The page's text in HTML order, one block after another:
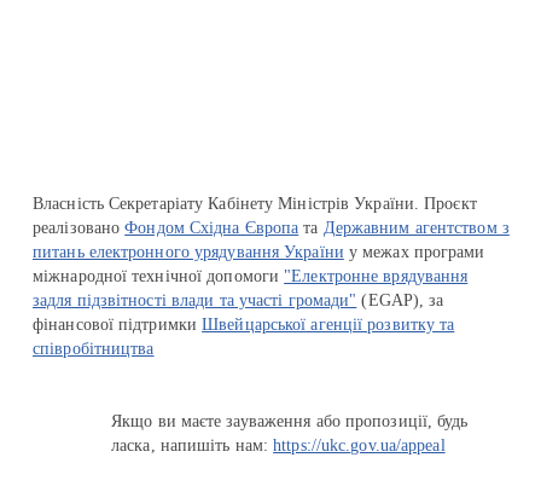
Власність Секретаріату Кабінету Міністрів України. Проєкт
реалізованоФондом Східна Європа та Державним агентством з
питань електронного урядування України у межах програми
міжнародної технічної допомоги "Електронне врядування
задля підзвітності влади та участі громади" (EGAP), за
фінансової підтримкиШвейцарської агенції розвитку та
співробітництва
Якщо ви маєте зауваження або пропозиції, будь
ласка, напишіть нам:https://ukc.gov.ua/appeal